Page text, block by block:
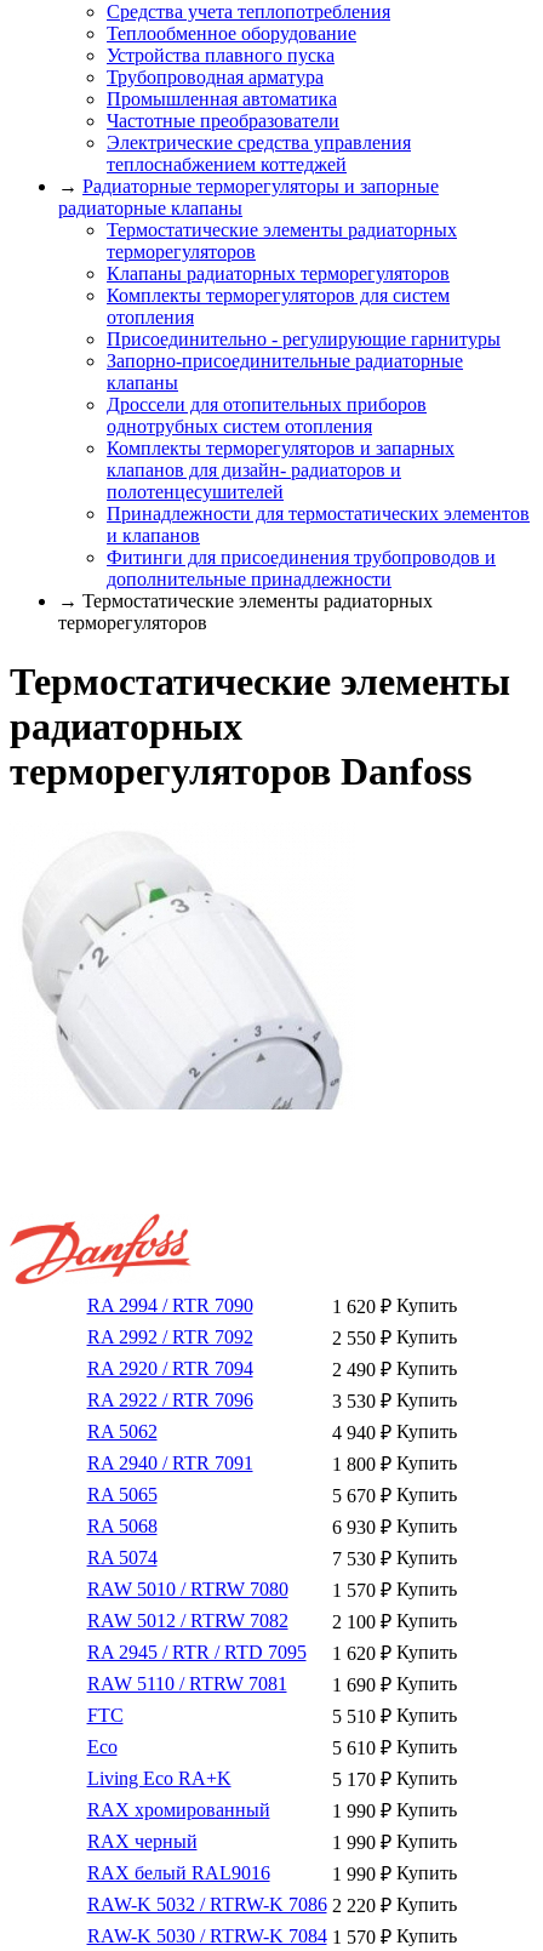
Средства учета теплопотребления
Теплообменное оборудование
Устройства плавного пуска
Трубопроводная арматура
Промышленная автоматика
Частотные преобразователи
Электрические средства управления
теплоснабжением коттеджей
→ Радиаторные терморегуляторы и запорные
радиаторные клапаны
Термостатические элементы радиаторных
терморегуляторов
Клапаны радиаторных терморегуляторов
Комплекты терморегуляторов для систем
отопления
Присоединительно - регулирующие гарнитуры
Запорно-присоединительные радиаторные
клапаны
Дроссели для отопительных приборов
однотрубных систем отопления
Комплекты терморегуляторов и запарных
клапанов для дизайн- радиаторов и
полотенцесушителей
Принадлежности для термостатических элементов
и клапанов
Фитинги для присоединения трубопроводов и
дополнительные принадлежности
→ Термостатические элементы радиаторных
терморегуляторов
Термостатические элементы
радиаторных
терморегуляторов Danfoss
RA 2994 / RTR 7090 1 620₽ Купить
RA 2992 / RTR 7092
2 550₽ Купить
RA 2920 / RTR 7094
2 490₽ Купить
RA 2922 / RTR 7096
3 530₽ Купить
RA 5062
4 940₽ Купить
RA 2940 / RTR 7091
1 800₽ Купить
RA 5065
5 670₽ Купить
RA 5068
6 930₽ Купить
RA 5074
7 530₽ Купить
RAW 5010 / RTRW 7080
1 570₽ Купить
RAW 5012 / RTRW 7082
2 100₽ Купить
RA 2945 / RTR / RTD 7095
1 620₽ Купить
RAW 5110 / RTRW 7081
1 690₽ Купить
FTC
5 510₽ Купить
Eco
5 610₽ Купить
Living Eco RA+K
5 170₽ Купить
RAХ хромированный
1 990₽ Купить
RAX черный
1 990₽ Купить
RAX белый RAL9016
1 990₽ Купить
RAW-K 5032 / RTRW-K 7086 2 220₽ Купить
RAW-K 5030 / RTRW-K 7084 1 570₽ Купить